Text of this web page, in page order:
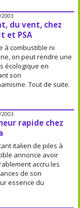
du vent, chez
et PSA
à combustible ni
on peut rendre une
écologique en
son
Tout de suite.
rapide chez
italien de piles à
annonce avoir
accru les
de son
essence du